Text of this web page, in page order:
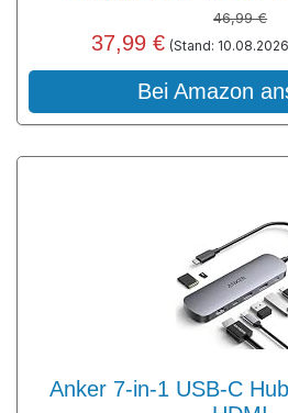
46,99 €
37,99 € (Stand:
Bei Amazon
Anker 7-in-1 USB-C